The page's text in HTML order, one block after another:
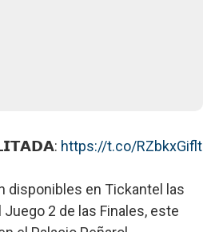
https://t.co/RZbkxGiflt
disponibles en Tickantel las
Juego 2 de las Finales, este